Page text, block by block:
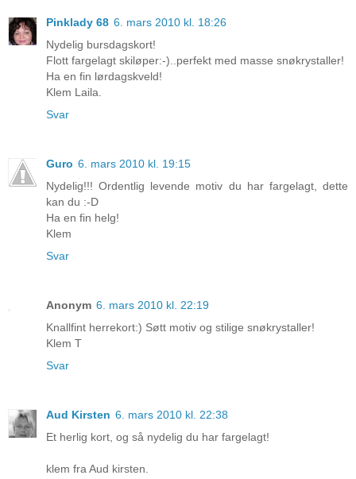
Pinklady 68 6. mars 2010 kl. 18:26
Nydelig bursdagskort!
Flott fargelagt skiløper:-)..perfekt med masse snøkrystaller!
Ha en fin lørdagskveld!
Klem Laila.
Svar
Guro 6. mars 2010 kl. 19:15
Nydelig!!! Ordentlig levende motiv du har fargelagt, dette
kan du :-D
Ha en fin helg!
Klem
Svar
Anonym 6. mars 2010 kl. 22:19
Knallfint herrekort:) Søtt motiv og stilige snøkrystaller!
Klem T
Svar
Aud Kirsten 6. mars 2010 kl. 22:38
Et herlig kort, og så nydelig du har fargelagt!
klem fra Aud kirsten.